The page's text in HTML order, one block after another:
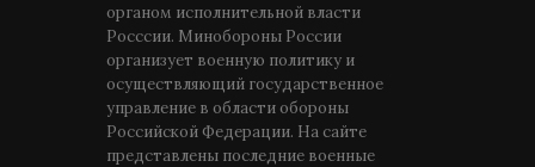
органом исполнительной власти
Росссии. Минобороны России
организует военную политику и
осуществляющий государственное
управление в области обороны
Российской Федерации. На сайте
представлены последние военные